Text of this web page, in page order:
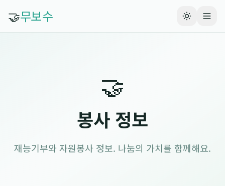
🤝무보수
🤝
봉사 정보
재능기부와 자원봉사 정보. 나눔의 가치를 함께해요.